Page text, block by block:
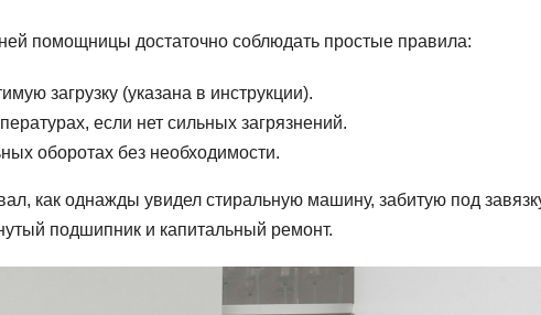
помощницы достаточно соблюдать простые правила:
загрузку (указана в инструкции).
если нет сильных загрязнений.
оборотах без необходимости.
как однажды увидел стиральную машину, забитую под
подшипник и капитальный ремонт.